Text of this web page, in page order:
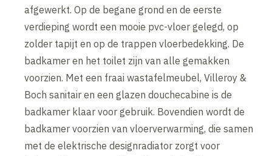
afgewerkt. Op de begane grond en de eerste
verdieping wordt een mooie pvc-vloer gelegd, op
zolder tapijt en op de trappen vloerbedekking. De
badkamer en het toilet zijn van alle gemakken
voorzien. Met een fraai wastafelmeubel, Villeroy &
Boch sanitair en een glazen douchecabine is de
badkamer klaar voor gebruik. Bovendien wordt de
badkamer voorzien van vloerverwarming, die samen
met de elektrische designradiator zorgt voor